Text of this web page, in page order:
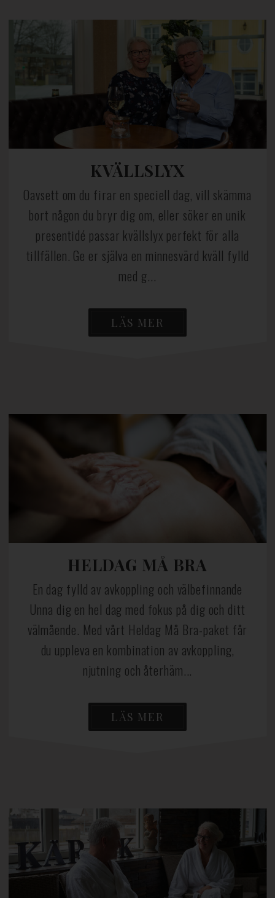
KVÄLLSLYX
Oavsett om du firar en speciell dag, vill skämma
bort någon du bryr dig om, eller söker en unik
presentidé passar kvällslyx perfekt för alla
tillfällen. Ge er själva en minnesvärd kväll fylld
med g...
LÄS MER
HELDAG MÅ BRA
En dag fylld av avkoppling och välbefinnande
Unna dig en hel dag med fokus på dig och ditt
välmående. Med vårt Heldag Må Bra-paket får
du uppleva en kombination av avkoppling,
njutning och återhäm...
LÄS MER